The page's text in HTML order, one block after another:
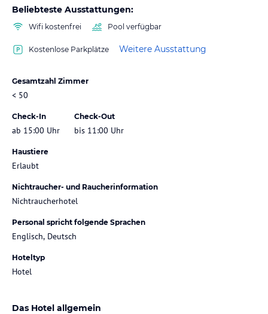
Beliebteste Ausstattungen:
Wifi kostenfrei Pool verfügbar
Kostenlose Parkplätze Weitere Ausstattung
Gesamtzahl Zimmer
< 50
Check-In
ab 15:00 Uhr
Check-Out
bis 11:00 Uhr
Haustiere
Erlaubt
Nichtraucher- und Raucherinformation
Nichtraucherhotel
Personal spricht folgende Sprachen
Englisch, Deutsch
Hoteltyp
Hotel
Das Hotel allgemein